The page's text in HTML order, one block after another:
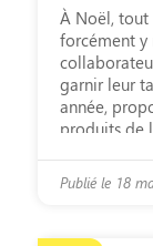
À Noël,
forcément
garnir leur
année,
produits de
Publié le 18